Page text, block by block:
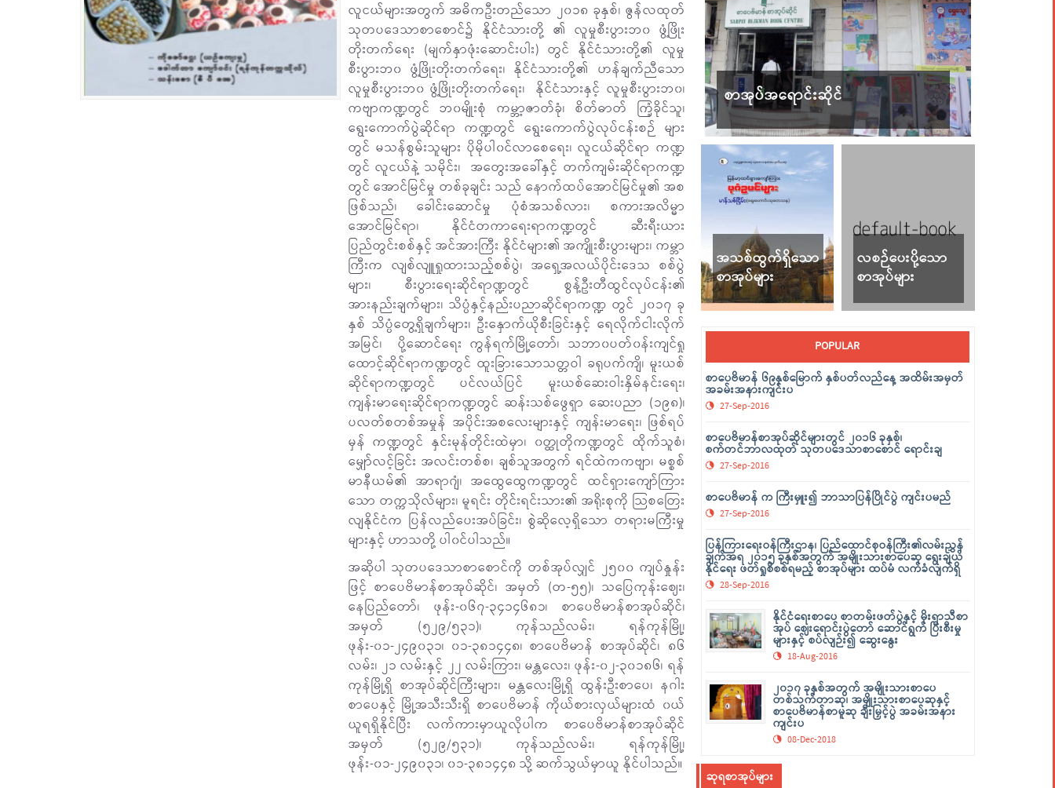
လူငယ်များအတွက် အဓိကဦးတည်သော ၂၀၁၈ ခုနှစ်၊ ဇွန်လထုတ်
သုတပဒေသာစာစောင်၌ နိုင်ငံသားတို့ ၏ လူမှုစီးပွားဘ၀ ဖွံ့ဖြိုး
တိုးတက်ရေး (မျက်နှာဖုံးဆောင်းပါး) တွင် နိုင်ငံသားတို့၏ လူမှု
စီးပွားဘ၀ ဖွံ့ဖြိုးတိုးတက်ရေး၊ နိုင်ငံသားတို့၏ ဟန်ချက်ညီသော
လူမှုစီးပွားဘ၀ ဖွံ့ဖြိုးတိုးတက်ရေး၊ နိုင်ငံသားနှင့် လူမှုစီးပွားဘ၀၊
ကဗျာကဏ္ဍတွင် ဘ၀မျိုးစုံ ကမ္ဘာ့ဇာတ်ခုံ၊ စိတ်ဓာတ် ကြံ့ခိုင်သူ၊
ရွေးကောက်ပွဲဆိုင်ရာ ကဏ္ဍတွင် ရွေးကောက်ပွဲလုပ်ငန်းစဉ် များ
တွင် မသန်စွမ်းသူများ ပိုမိုပါ၀င်လာစေရေး၊ လူငယ်ဆိုင်ရာ ကဏ္ဍ
တွင် လူငယ်နဲ့ သမိုင်း၊ အတွေးအခေါ်နှင့် တက်ကျမ်းဆိုင်ရာကဏ္ဍ
တွင် အောင်မြင်မှု တစ်ခုချင်း သည် နောက်ထပ်အောင်မြင်မှု၏ အစ
ဖြစ်သည်၊ ခေါင်းဆောင်မှု ပုံစံအသစ်လား၊ စကားအလိမ္မာ
အောင်မြင်ရာ၊ နိုင်ငံတကာရေးရာကဏ္ဍတွင် ဆီးရီးယား
ပြည်တွင်းစစ်နှင့် အင်အားကြီး နိုင်ငံများ၏ အကျိုးစီးပွားများ၊ ကမ္ဘာ
ကြီးက လျစ်လျူရှုထားသည့်စစ်ပွဲ၊ အရှေ့အလယ်ပိုင်းဒေသ စစ်ပွဲ
များ၊ စီးပွားရေးဆိုင်ရာဏ္ဍတွင် စွန့်ဦးတီထွင်လုပ်ငန်း၏
အားနည်းချက်များ၊ သိပ္ပံနှင့်နည်းပညာဆိုင်ရာကဏ္ဍ တွင် ၂၀၁၇ ခု
နှစ် သိပ္ပံတွေ့ရှိချက်များ၊ ဦးနှောက်ယိုစီးခြင်းနှင့် ရေလိုက်ငါးလိုက်
အမြင်၊ ပို့ဆောင်ရေး ကွန်ရက်မြို့တော်၊ သဘာ၀ပတ်၀န်းကျင်ရှု
ထောင့်ဆိုင်ရာကဏ္ဍတွင် ထူးခြားသောသတ္တဝါ ခရုပက်ကျိ၊ မူးယစ်
ဆိုင်ရာကဏ္ဍတွင် ပင်လယ်ပြင် မူးယစ်ဆေးဝါးနှိမ်နင်းရေး၊
ကျန်းမာရေးဆိုင်ရာကဏ္ဍတွင် ဆန်းသစ်ဖွေရှာ ဆေးပညာ (၁၉၈)၊
ပလတ်စတစ်အမှုန် အပိုင်းအစလေးများနှင့် ကျန်းမာရေး၊ ဖြစ်ရပ်
မှန် ကဏ္ဍတွင် နှင်းမုန်တိုင်းထဲမှာ၊ ၀တ္ထုတိုကဏ္ဍတွင် ထိုက်သူစံ၊
မျှော်လင့်ခြင်း အလင်းတစ်စ၊ ချစ်သူအတွက် ရင်ထဲကကဗျာ၊ မစ္စစ်
မာနီယမ်၏ အာရာဂျံ၊ အထွေထွေကဏ္ဍတွင် ထင်ရှားကျော်ကြား
သော တက္ကသိုလ်များ၊ မူရင်း တိုင်းရင်းသား၏ အရိုးစုကို သြစတြေး
လျနိုင်ငံက ပြန်လည်ပေးအပ်ခြင်း၊ စွဲဆိုလေ့ရှိသော တရားမကြီးမှု
များနှင့် ဟာသတို့ ပါ၀င်ပါသည်။
အဆိုပါ သုတပဒေသာစာစောင်ကို တစ်အုပ်လျှင် ၂၅၀၀ ကျပ်နှုန်း
ဖြင့် စာပေဗိမာန်စာအုပ်ဆိုင်၊ အမှတ် (တ-၅၅)၊ သပြေကုန်းဈေး၊
နေပြည်တော်၊ ဖုန်း-၀၆၇-၃၄၁၄၆၈၁၊ စာပေဗိမာန်စာအုပ်ဆိုင်၊
အမှတ် (၅၂၉/၅၃၁)၊ ကုန်သည်လမ်း၊ ရန်ကုန်မြို့၊
ဖုန်း-၀၁-၂၄၉၀၃၁၊ ၀၁-၃၈၁၄၄၈၊ စာပေဗိမာန် စာအုပ်ဆိုင်၊ ၈၆
လမ်း၊ ၂၁ လမ်းနှင့် ၂၂ လမ်းကြား၊ မန္တလေး၊ ဖုန်း-၀၂-၃၀၁၈၆၊ ရန်
ကုန်မြို့ရှိ စာအုပ်ဆိုင်ကြီးများ၊ မန္တလေးမြို့ရှိ ထွန်းဦးစာပေ၊ နဂါး
စာပေနှင့် မြို့အသီးသီးရှိ စာပေဗိမာန် ကိုယ်စားလှယ်များထံ ၀ယ်
ယူရရှိနိုင်ပြီး လက်ကားမှာယူလိုပါက စာပေဗိမာန်စာအုပ်ဆိုင်
အမှတ် (၅၂၉/၅၃၁)၊ ကုန်သည်လမ်း၊ ရန်ကုန်မြို့၊
ဖုန်း-၀၁-၂၄၉၀၃၁၊ ၀၁-၃၈၁၄၄၈ သို့ ဆက်သွယ်မှာယူ နိုင်ပါသည်။
စာအုပ်အရောင်းဆိုင်
အသစ်ထွက်ရှိသော
စာအုပ်များ
လစဉ်ပေးပို့သော
စာအုပ်များ
POPULAR
စာပေဗိမာန် ၆၉နှစ်မြောက် နှစ်ပတ်လည်နေ့ အထိမ်းအမှတ်
အခမ်းအနားကျင်းပ
27-Sep-2016
စာပေဗိမာန်စာအုပ်ဆိုင်များတွင် ၂၀၁၆ ခုနှစ်၊
စက်တင်ဘာလထုတ် သုတပဒေသာစာစောင် ရောင်းချ
27-Sep-2016
စာပေဗိမာန် က ကြီးမှူး၍ ဘာသာပြန်ပြိုင်ပွဲ ကျင်းပမည်
27-Sep-2016
ပြန်ကြားရေးဝန်ကြီးဌာန၊ ပြည်ထောင်စုဝန်ကြီး၏လမ်းညွှန်
ချက်အရ ၂၀၁၅ ခုနှစ်အတွက် အမျိုးသားစာပေဆု ရွေးချယ်
နိုင်ရေး ဖတ်ရှုစိစစ်ရမည့် စာအုပ်များ ထပ်မံ လက်ခံလျက်ရှိ
28-Sep-2016
နိုင်ငံရေးစာပေ စာတမ်းဖတ်ပွဲနှင့် မိုးရာသီစာ
အုပ် ဈေးရောင်းပွဲတော် ဆောင်ရွက် ပြီးစီးမှု
များနှင့် စပ်လျဉ်း၍ ဆွေးနွေး
18-Aug-2016
၂၀၁၇ ခုနှစ်အတွက် အမျိုးသားစာပေ
တစ်သက်တာဆု၊ အမျိုးသားစာပေဆုနှင့်
စာပေဗိမာန်စာမူဆု ချီးမြှင့်ပွဲ အခမ်းအနား
ကျင်းပ
08-Dec-2018
ဆုရစာအုပ်များ